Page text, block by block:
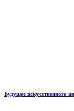
Будущее искусственного